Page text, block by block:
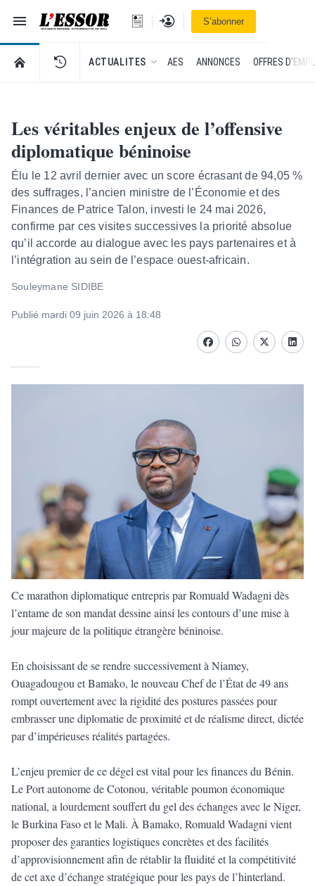
Navigation
L'Essor - retour à la une
Se connecterS’abonner
RETOUR À LA PAGE D’ACCUEIL DE L'ESSOR
ACTUALITES AES ANNONCES OFFRES
Les véritables enjeux de l’offensive
diplomatique béninoise
Élu le 12 avril dernier avec un score écrasant de 94,05 %
des suffrages, l’ancien ministre de l’Économie et des
Finances de Patrice Talon, investi le 24 mai 2026,
confirme par ces visites successives la priorité absolue
qu’il accorde au dialogue avec les pays partenaires et à
l’intégration au sein de l’espace ouest-africain.
Souleymane SIDIBE
Publié mardi 09 juin 2026 à 18:48
FacebookwhatsappTwitter
Ce marathon diplomatique entrepris par Romuald Wadagni dès
l’entame de son mandat dessine ainsi les contours d’une mise à
jour majeure de la politique étrangère béninoise.
En choisissant de se rendre successivement à Niamey,
Ouagadougou et Bamako, le nouveau Chef de l’État de 49 ans
rompt ouvertement avec la rigidité des postures passées pour
embrasser une diplomatie de proximité et de réalisme direct, dictée
par d’impérieuses réalités partagées.
L’enjeu premier de ce dégel est vital pour les finances du Bénin.
Le Port autonome de Cotonou, véritable poumon économique
national, a lourdement souffert du gel des échanges avec le Niger,
le Burkina Faso et le Mali. À Bamako, Romuald Wadagni vient
proposer des garanties logistiques concrètes et des facilités
d’approvisionnement afin de rétablir la fluidité et la compétitivité
de cet axe d’échange stratégique pour les pays de l’hinterland.